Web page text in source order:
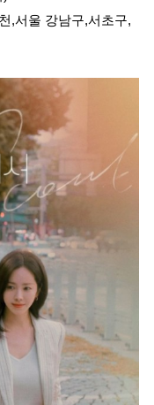
,서울 강남구,서초구,